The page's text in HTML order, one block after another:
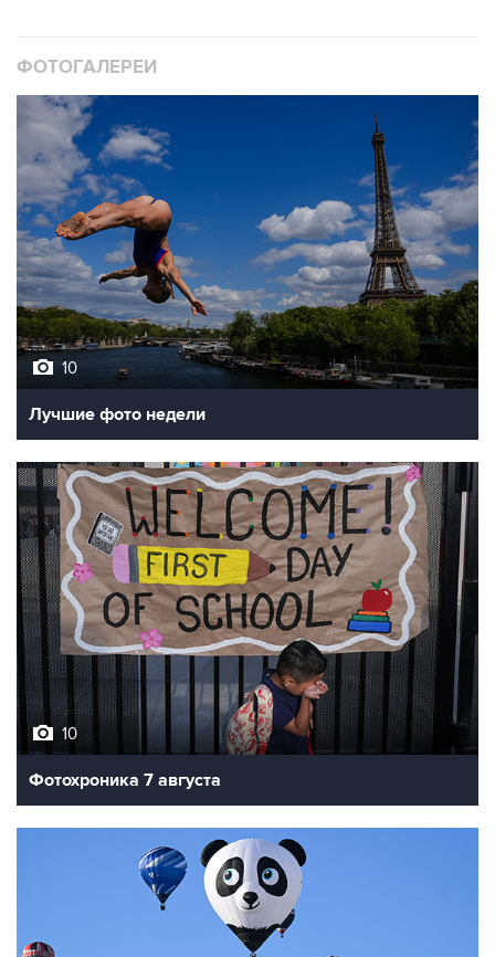
ФОТОГАЛЕРЕИ
10
Лучшие фото недели
10
Фотохроника 7 августа